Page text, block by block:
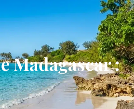
Madagascar :